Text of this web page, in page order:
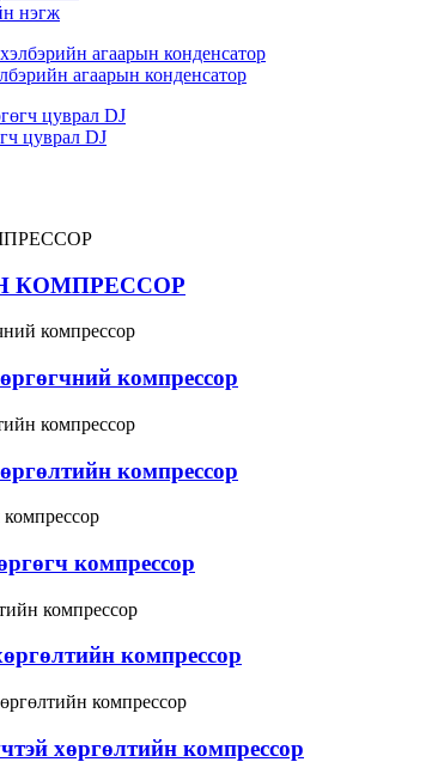
нэгж
агаарын конденсатор
цуврал DJ
КОМПРЕССОР
компрессор
компрессор
компрессор
компрессор
хөргөлтийн компрессор